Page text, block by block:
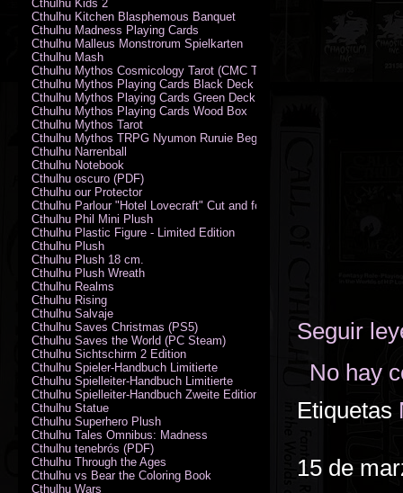
Seguir
No hay
Etiquetas
15 de
Cthulhu Kids 2
Cthulhu Kitchen Blasphemous Banquet
Cthulhu Madness Playing Cards
Cthulhu Malleus Monstrorum Spielkarten
Cthulhu Mash
Cthulhu Mythos Cosmicology Tarot (CMC Tarot - Old Whispers)
Cthulhu Mythos Playing Cards Black Deck
Cthulhu Mythos Playing Cards Green Deck
Cthulhu Mythos Playing Cards Wood Box
Cthulhu Mythos Tarot
Cthulhu Mythos TRPG Nyumon Ruruie Beginners
Cthulhu Narrenball
Cthulhu Notebook
Cthulhu oscuro (PDF)
Cthulhu our Protector
Cthulhu Parlour "Hotel Lovecraft" Cut and fold Game-Cards
Cthulhu Phil Mini Plush
Cthulhu Plastic Figure - Limited Edition
Cthulhu Plush
Cthulhu Plush 18 cm.
Cthulhu Plush Wreath
Cthulhu Realms
Cthulhu Rising
Cthulhu Salvaje
Cthulhu Saves Christmas (PS5)
Cthulhu Saves the World (PC Steam)
Cthulhu Sichtschirm 2 Edition
Cthulhu Spieler-Handbuch Limitierte
Cthulhu Spielleiter-Handbuch Limitierte
Cthulhu Spielleiter-Handbuch Zweite Edition
Cthulhu Statue
Cthulhu Superhero Plush
Cthulhu Tales Omnibus: Madness
Cthulhu tenebrós (PDF)
Cthulhu Through the Ages
Cthulhu vs Bear the Coloring Book
Cthulhu Wars